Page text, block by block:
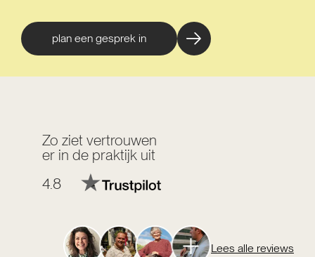
plan een gesprek in
Zo ziet vertrouwen
er in de praktijk uit
4.8
Lees alle reviews